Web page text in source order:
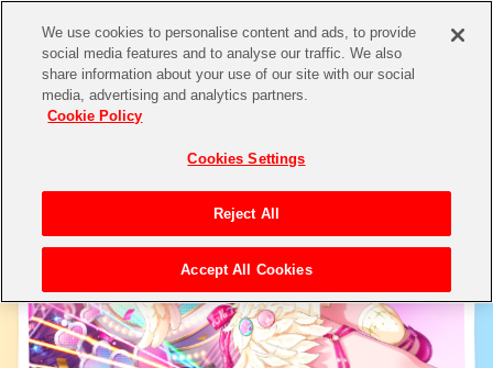
アイドル検索
We use cookies to personalise content and ads, to provide
social media features and to analyse our traffic. We also
share information about your use of our site with our social
media, advertising and analytics partners.
Cookie Policy
Cookies Settings
Reject All
Accept All Cookies